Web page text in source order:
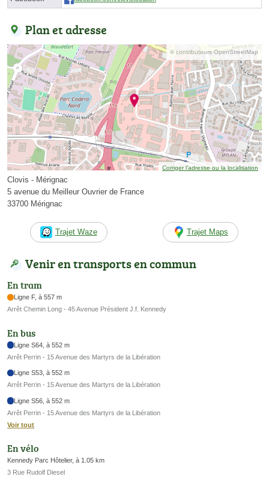
Plan et adresse
© contributeurs OpenStreetMap
Corriger l’adresse ou la localisation
Clovis - Mérignac
5 avenue du Meilleur Ouvrier de France
33700 Mérignac
Trajet Waze Trajet Maps
Venir en transports en commun
En tram
Ligne F, à 557 m
Arrêt Chemin Long - 45 Avenue Président J.f. Kennedy
En bus
Ligne S64, à 552 m
Arrêt Perrin - 15 Avenue des Martyrs de la Libération
Ligne S53, à 552 m
Arrêt Perrin - 15 Avenue des Martyrs de la Libération
Ligne S56, à 552 m
Arrêt Perrin - 15 Avenue des Martyrs de la Libération
Voir tout
En vélo
Kennedy Parc Hôtelier, à 1.05 km
3 Rue Rudolf Diesel